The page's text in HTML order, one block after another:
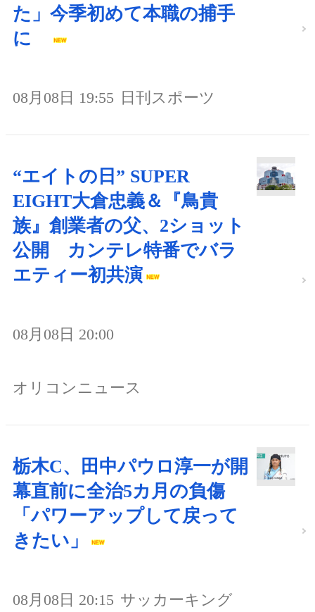
た」今季初めて本職の捕手
に
08月08日 19:55 日刊スポーツ
“エイトの日” SUPER
EIGHT大倉忠義＆『鳥貴
族』創業者の父、2ショット
公開 カンテレ特番でバラ
エティー初共演
08月08日 20:00
オリコンニュース
栃木C、田中パウロ淳一が開
幕直前に全治5カ月の負傷
「パワーアップして戻って
きたい」
08月08日 20:15 サッカーキング